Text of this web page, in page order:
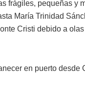
frágiles, pequeñas y
María Trinidad
Cristi debido a
en puerto desde